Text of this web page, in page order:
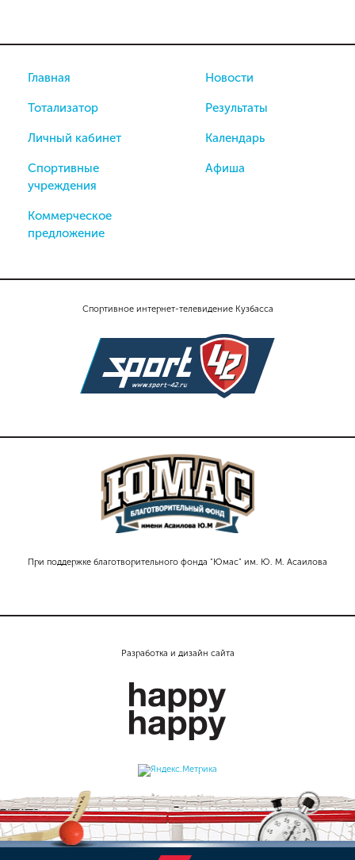
Спортивное интернет-телевидение Кузбасса
При поддержке благотворительного фонда "Юмас" им. Ю. М. Асаилова
Главная
Тотализатор
Личный кабинет
Спортивные
учреждения
Коммерческое
предложение
Новости
Результаты
Календарь
Афиша
Разработка и дизайн сайта